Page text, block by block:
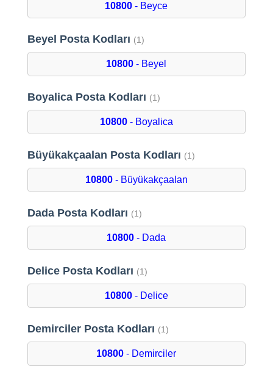
10800 - Beyce
Beyel Posta Kodları (1)
10800 - Beyel
Boyalica Posta Kodları (1)
10800- Boyalica
Büyükakçaalan Posta Kodları (1)
10800- Büyükakçaalan
Dada Posta Kodları (1)
10800 - Dada
Delice Posta Kodları (1)
10800- Delice
Demirciler Posta Kodları (1)
10800 - Demirciler